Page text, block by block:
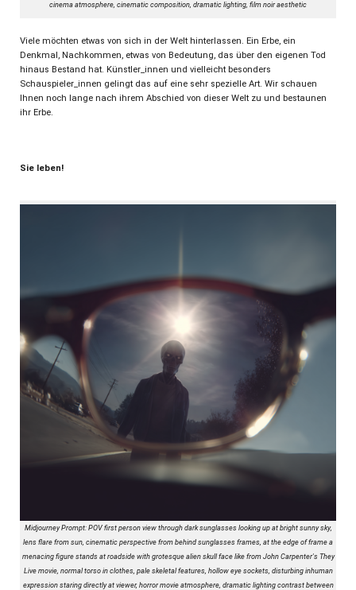
cinema atmosphere, cinematic composition, dramatic lighting, film noir aesthetic
Viele möchten etwas von sich in der Welt hinterlassen. Ein Erbe, ein
Denkmal, Nachkommen, etwas von Bedeutung, das über den eigenen Tod
hinaus Bestand hat. Künstler_innen und vielleicht besonders
Schauspieler_innen gelingt das auf eine sehr spezielle Art. Wir schauen
Ihnen noch lange nach ihrem Abschied von dieser Welt zu und bestaunen
ihr Erbe.
Sie leben!
Midjourney Prompt: POV first person view through dark sunglasses looking up at bright sunny sky,
lens flare from sun, cinematic perspective from behind sunglasses frames, at the edge of frame a
menacing figure stands at roadside with grotesque alien skull face like from John Carpenter's They
Live movie, normal torso in clothes, pale skeletal features, hollow eye sockets, disturbing inhuman
expression staring directly at viewer, horror movie atmosphere, dramatic lighting contrast between